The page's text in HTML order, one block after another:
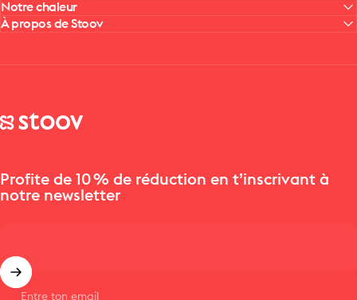
Notre chaleur
À propos de Stoov
Stoov® | Cordless Heated Cushions & Blankets
Profite de 10 % de réduction en t’inscrivant à
notre newsletter
Entre ton email